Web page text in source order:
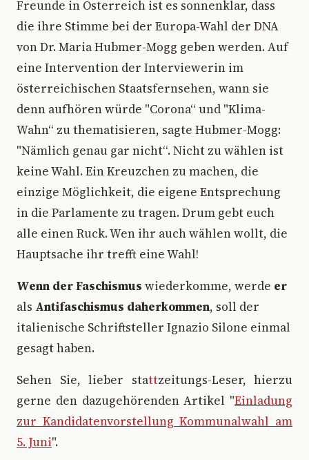
Freunde in Österreich ist es sonnenklar, dass
die ihre Stimme bei der Europa-Wahl der DNA
von Dr. Maria Hubmer-Mogg geben werden. Auf
eine Intervention der Interviewerin im
österreichischen Staatsfernsehen, wann sie
denn aufhören würde "Corona“ und "Klima-
Wahn“ zu thematisieren, sagte Hubmer-Mogg:
"Nämlich genau gar nicht“. Nicht zu wählen ist
keine Wahl. Ein Kreuzchen zu machen, die
einzige Möglichkeit, die eigene Entsprechung
in die Parlamente zu tragen. Drum gebt euch
alle einen Ruck. Wen ihr auch wählen wollt, die
Hauptsache ihr trefft eine Wahl!
Wenn der Faschismus wiederkomme, werde er
als Antifaschismus daherkommen, soll der
italienische Schriftsteller Ignazio Silone einmal
gesagt haben.
Sehen Sie, lieber stattzeitungs-Leser, hierzu
gerne den dazugehörenden Artikel "Einladung
zur Kandidatenvorstellung Kommunalwahl am
5. Juni".